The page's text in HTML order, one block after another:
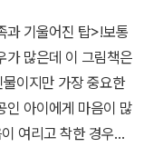
어진 물건들을 다시
참 귀엽네요. 그것도
니다. 드디어 나타나
찬가지였는데요. 유
를 닮은 이야기를 만
이야기 작가는 포
타나서 스스로 이야
생각으로 조금씩 바
이야기와 다르다고
한 그
책을 보는 독자에게
과 기울어진 탑>!보통
가 많은데 이 그림책은
이지만 가장 중요한
인 아이에게 마음이 많
여리고 착한 경우가